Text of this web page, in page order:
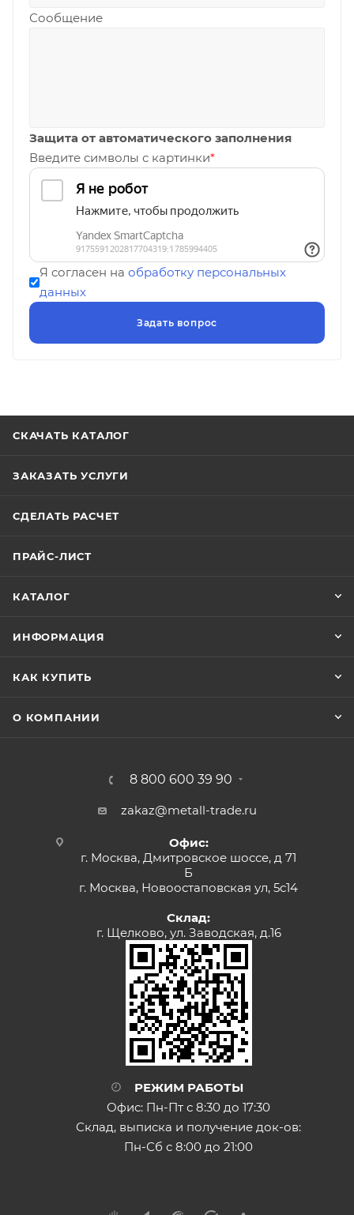
Сообщение
Защита от автоматического заполнения
Введите символы с картинки*
Я согласен на обработку персональных
данных
СКАЧАТЬ КАТАЛОГ
ЗАКАЗАТЬ УСЛУГИ
СДЕЛАТЬ РАСЧЕТ
ПРАЙС-ЛИСТ
КАТАЛОГ
ИНФОРМАЦИЯ
КАК КУПИТЬ
О КОМПАНИИ
8 800 600 39 90
zakaz@metall-trade.ru
Офис:
г. Москва, Дмитровское шоссе, д 71
Б
г. Москва, Новоостаповская ул, 5с14
Склад:
г. Щелково, ул. Заводская, д.16
РЕЖИМ РАБОТЫ
Офис: Пн-Пт с 8:30 до 17:30
Склад, выписка и получение док-ов:
Пн-Сб с 8:00 до 21:00